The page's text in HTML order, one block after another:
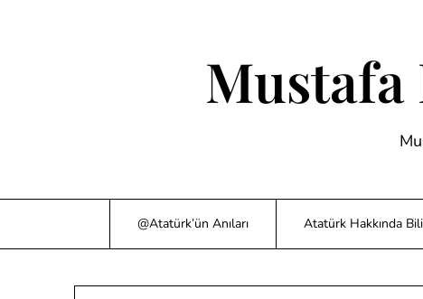
Mustafa
@Atatürk’ün Anıları Atatürk Hakkında